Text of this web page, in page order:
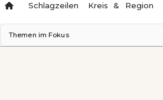
Schlagzeilen Kreis & Region
Themen im Fokus